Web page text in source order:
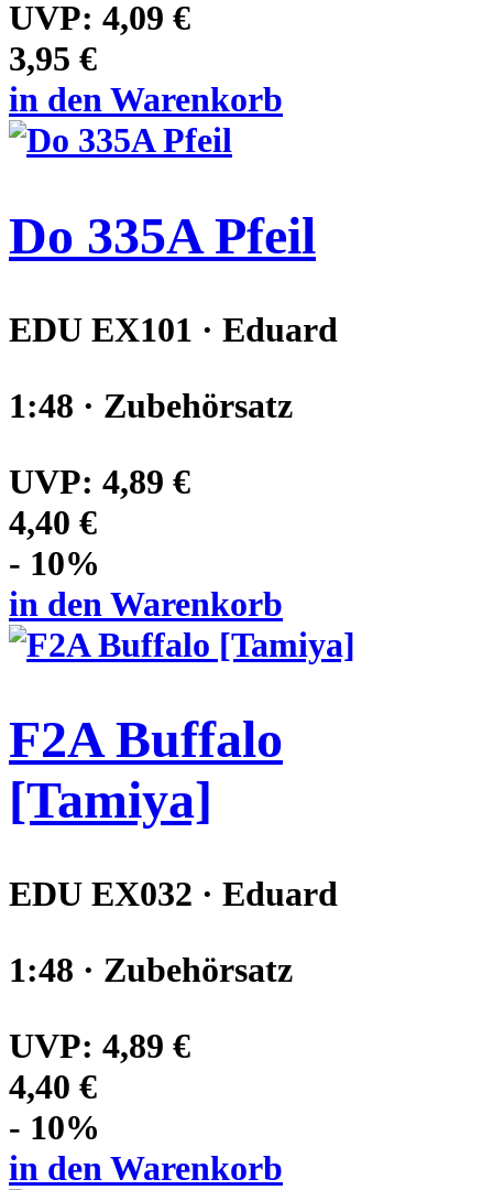
UVP: 4,09 €
3,95 €
in den Warenkorb
Do 335A Pfeil
EDU EX101 · Eduard
1:48 · Zubehörsatz
UVP: 4,89 €
4,40 €
- 10%
in den Warenkorb
F2A Buffalo
[Tamiya]
EDU EX032 · Eduard
1:48 · Zubehörsatz
UVP: 4,89 €
4,40 €
- 10%
in den Warenkorb